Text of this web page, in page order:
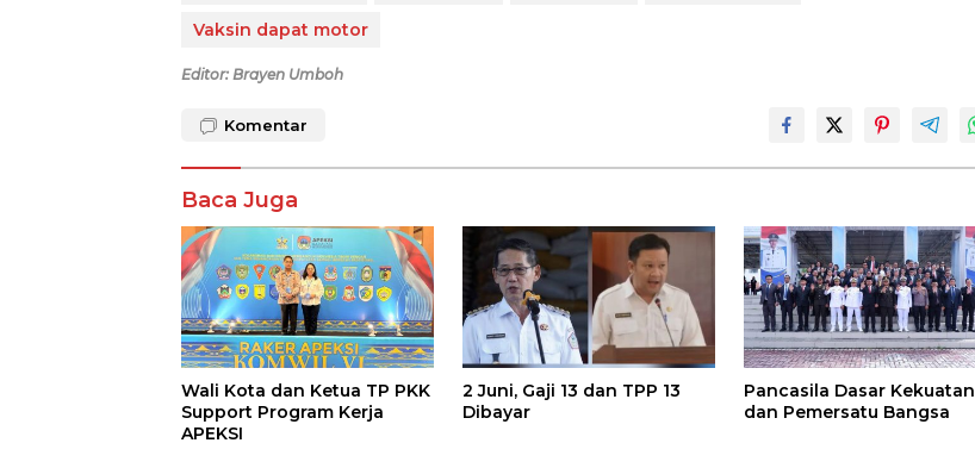
Vaksin dapat motor
Editor: Brayen Umboh
Komentar
Baca Juga
Wali Kota dan Ketua TP PKK
Support Program Kerja
APEKSI
2 Juni, Gaji 13 dan TPP 13
Dibayar
Pancasila Dasar Kekuatan
dan Pemersatu Bangsa